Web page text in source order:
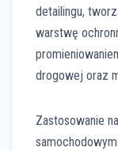
detailingu,
warstwę
drogowej oraz
Zastosowanie